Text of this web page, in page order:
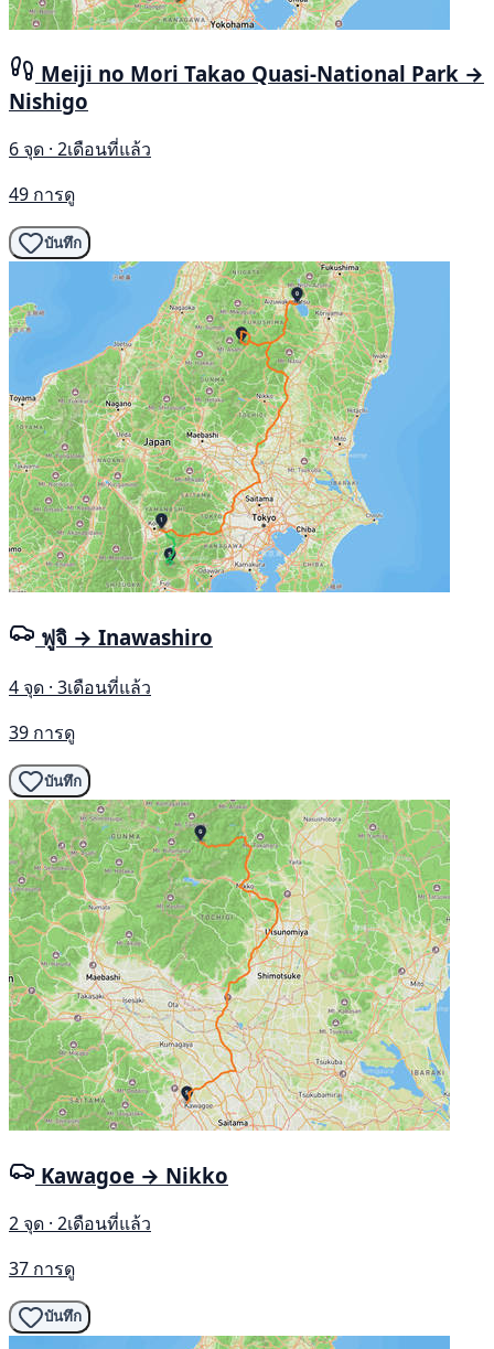
Meiji no Mori Takao Quasi-National Park →
Nishigo
6 จุด · 2เดือนที่แล้ว
49 การดู
บันทึก
ฟูจิ → Inawashiro
4 จุด · 3เดือนที่แล้ว
39 การดู
บันทึก
Kawagoe → Nikko
2 จุด · 2เดือนที่แล้ว
37 การดู
บันทึก